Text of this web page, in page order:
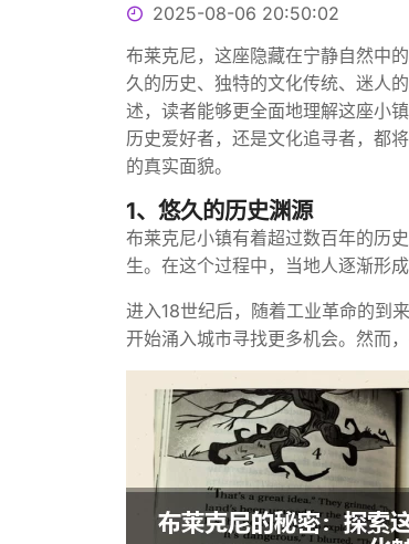
2025-08-06 20:50:02
布莱克尼，这座隐藏在宁静自然中
久的历史、独特的文化传统、迷人
述，读者能够更全面地理解这座小
历史爱好者，还是文化追寻者，都
的真实面貌。
1、悠久的历史渊源
布莱克尼小镇有着超过数百年的历
生。在这个过程中，当地人逐渐形
进入18世纪后，随着工业革命的到
开始涌入城市寻找更多机会。然而